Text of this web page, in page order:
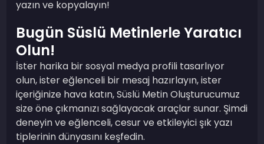
yazın ve kopyalayın!
Bugün Süslü Metinlerle Yaratıcı
Olun!
İster harika bir sosyal medya profili tasarlıyor
olun, ister eğlenceli bir mesaj hazırlayın, ister
içeriğinize hava katın, Süslü Metin Oluşturucumuz
size öne çıkmanızı sağlayacak araçlar sunar. Şimdi
deneyin ve eğlenceli, cesur ve etkileyici şık yazı
tiplerinin dünyasını keşfedin.